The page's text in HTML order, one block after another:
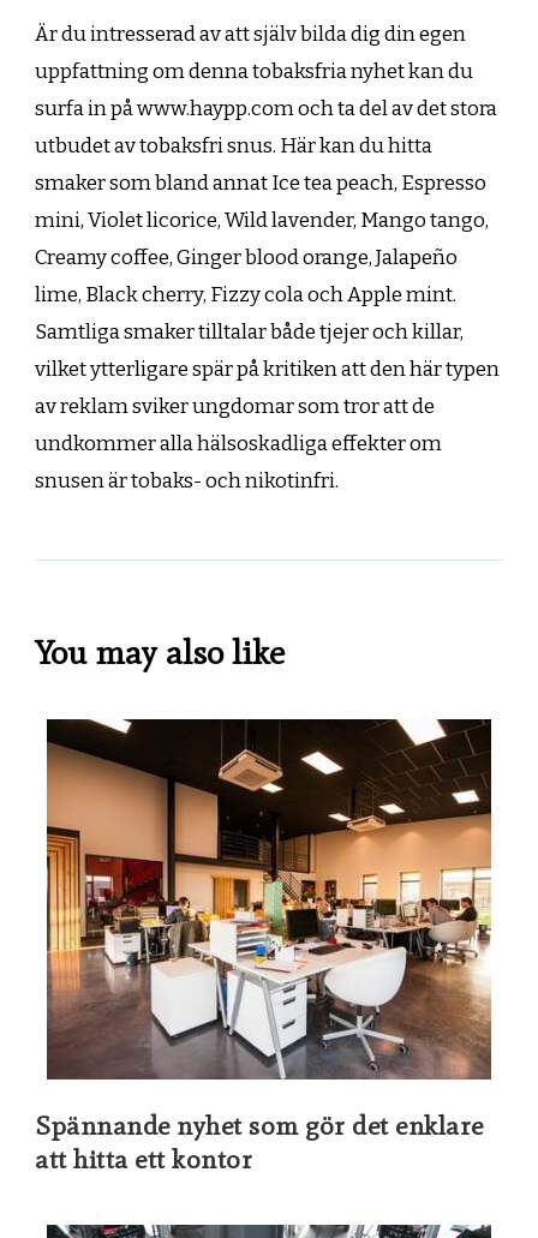
Är du intresserad av att själv bilda dig din egen
uppfattning om denna tobaksfria nyhet kan du
surfa in på www.haypp.com och ta del av det stora
utbudet av tobaksfri snus. Här kan du hitta
smaker som bland annat Ice tea peach, Espresso
mini, Violet licorice, Wild lavender, Mango tango,
Creamy coffee, Ginger blood orange, Jalapeño
lime, Black cherry, Fizzy cola och Apple mint.
Samtliga smaker tilltalar både tjejer och killar,
vilket ytterligare spär på kritiken att den här typen
av reklam sviker ungdomar som tror att de
undkommer alla hälsoskadliga effekter om
snusen är tobaks- och nikotinfri.
You may also like
Spännande nyhet som gör det enklare
att hitta ett kontor